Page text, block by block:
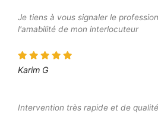
Je tiens à vous signaler le
l'amabilité de mon interlocuteur
Karim G
Intervention très rapide et de qualité